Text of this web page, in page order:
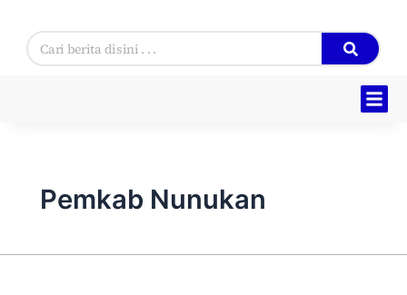
content
Search
Pemkab Nunukan